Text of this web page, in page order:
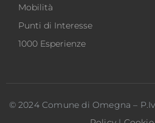
Mobilità
Punti di Interesse
1000 Esperienze
© 2024 Comune di Omegna –